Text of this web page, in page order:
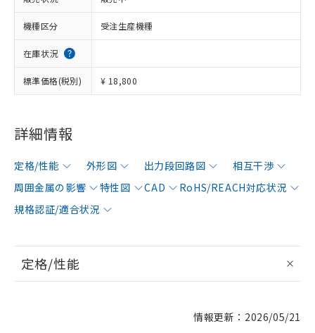
機種区分 受注生産機種
在庫状況
標準価格(税別) ¥ 18,800
詳細情報
定格/性能 外形図 出力段回路図
相互干渉
周囲金属の影響
特性図 CAD
RoHS/REACH対応状況
規格認証/適合状況
定格/性能
情報更新：2026/05/21